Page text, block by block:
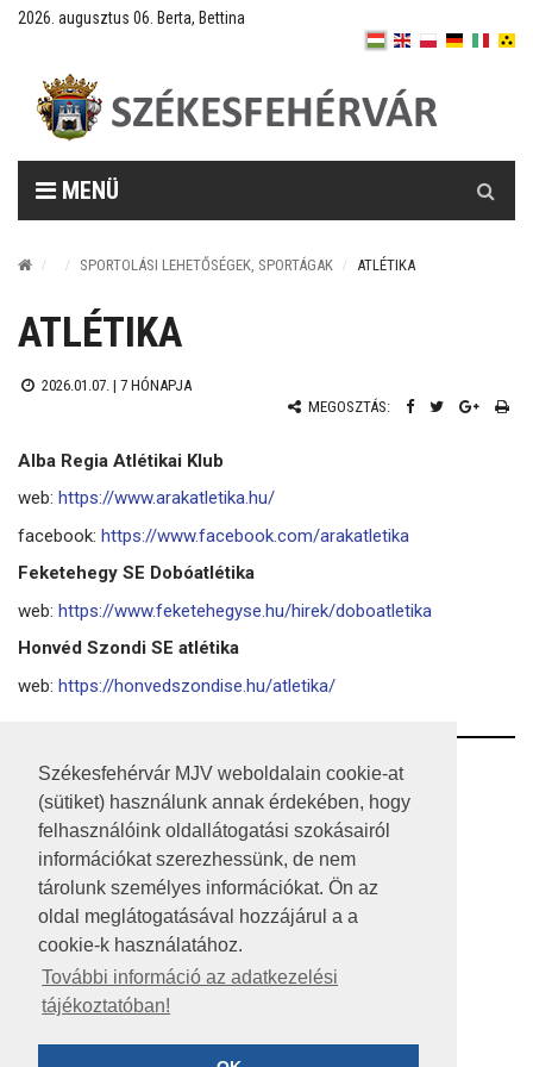
Székesfehérvár MJV weboldalain cookie-at
(sütiket) használunk annak érdekében, hogy
felhasználóink oldallátogatási szokásairól
információkat szerezhessünk, de nem
tárolunk személyes információkat. Ön az
oldal meglátogatásával hozzájárul a a
cookie-k használatához.
További információ az adatkezelési
tájékoztatóban!
2026. augusztus 06. Berta, Bettina
MENÜ
SPORTOLÁSI LEHETŐSÉGEK, SPORTÁGAK ATLÉTIKA
ATLÉTIKA
2026.01.07. | 7 HÓNAPJA
MEGOSZTÁS:
Alba Regia Atlétikai Klub
web: https://www.arakatletika.hu/
facebook: https://www.facebook.com/arakatletika
Feketehegy SE Dobóatlétika
web: https://www.feketehegyse.hu/hirek/doboatletika
Honvéd Szondi SE atlétika
web: https://honvedszondise.hu/atletika/
RSS
A HONLAP 2017.03.31-I ÁLLAPOTA
JOGI NYILATKOZAT
IMPRESSZUM
KÖZÉRDEKŰ ADATOK